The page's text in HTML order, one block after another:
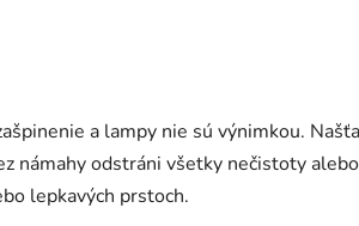
a lampy nie sú výnimkou.
námahy odstráni všetky nečistoty
lepkavých prstoch.